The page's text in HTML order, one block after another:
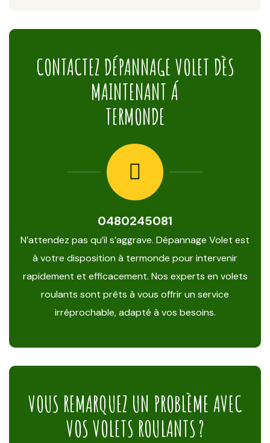
CONTACTEZ DÉPANNAGE VOLET DÈS
MAINTENANT Á
TERMONDE
0480245081
N’attendez pas qu’il s’aggrave. Dépannage Volet est
à votre disposition à termonde pour intervenir
rapidement et efficacement. Nos experts en volets
roulants sont prêts à vous offrir un service
irréprochable, adapté à vos besoins.
VOUS REMARQUEZ UN PROBLÈME AVEC
VOS VOLETS ROULANTS ?